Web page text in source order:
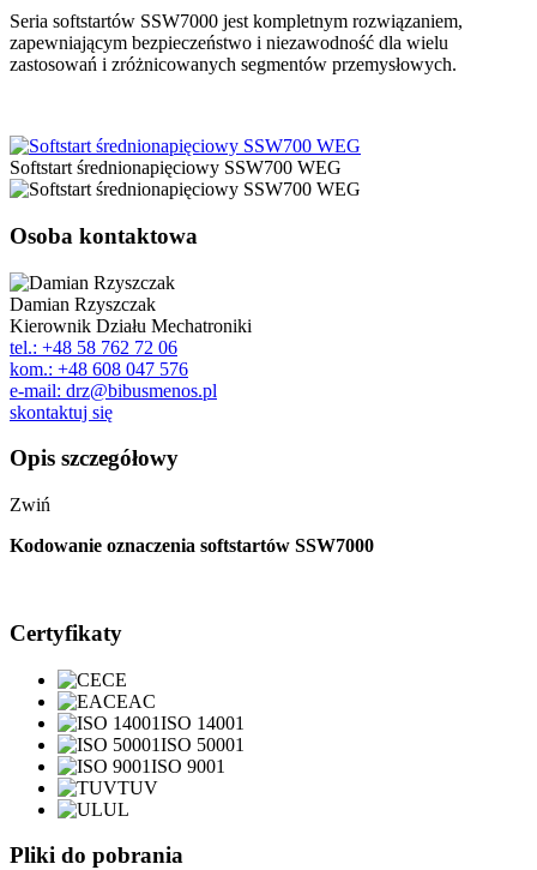
Seria softstartów SSW7000 jest kompletnym rozwiązaniem,
zapewniającym bezpieczeństwo i niezawodność dla wielu
zastosowań i zróżnicowanych segmentów przemysłowych.
Softstart średnionapięciowy SSW700 WEG
Osoba kontaktowa
Damian Rzyszczak
Kierownik Działu Mechatroniki
tel.: +48 58 762 72 06
kom.: +48 608 047 576
e-mail: drz@bibusmenos.pl
skontaktuj się
Opis szczegółowy
Zwiń
Kodowanie oznaczenia softstartów SSW7000
Certyfikaty
CE
EAC
ISO 14001
ISO 50001
ISO 9001
TUV
UL
Pliki do pobrania